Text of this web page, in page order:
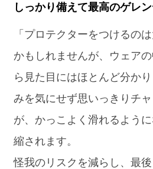
しっかり備えて最高のゲレ
「プロテクターをつけるの
かもしれませんが、ウェア
ら見た目にはほとんど分か
みを気にせず思いっきりチ
が、かっこよく滑れるよう
縮されます。
怪我のリスクを減らし、最